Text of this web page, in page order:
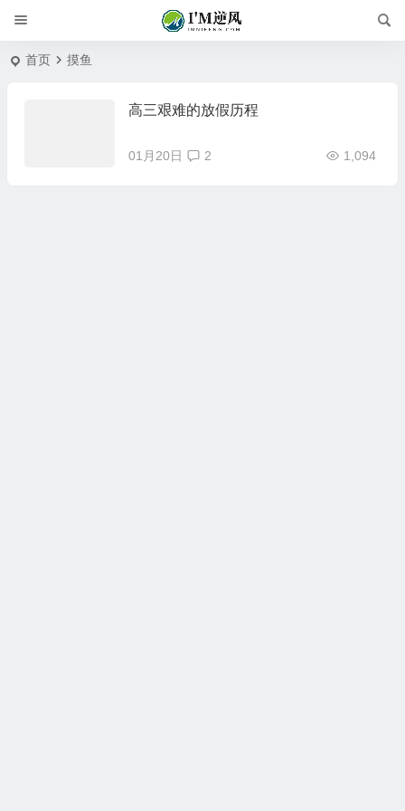
首页 摸鱼
高三艰难的放假历程
01月20日 1,094
2